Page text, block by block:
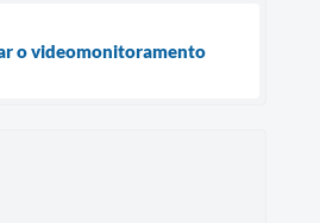
o videomonitoramento